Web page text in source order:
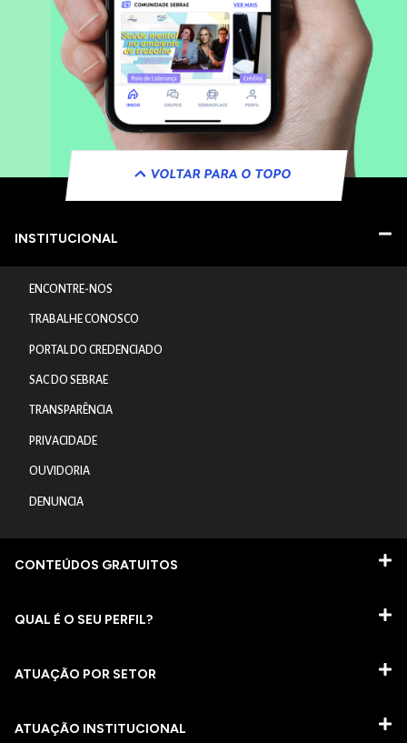
VOLTAR PARA O TOPO
INSTITUCIONAL
ENCONTRE-NOS
TRABALHE CONOSCO
PORTAL DO CREDENCIADO
SAC DO SEBRAE
TRANSPARÊNCIA
PRIVACIDADE
OUVIDORIA
DENUNCIA
CONTEÚDOS GRATUITOS
QUAL É O SEU PERFIL?
ATUAÇÃO POR SETOR
ATUAÇÃO INSTITUCIONAL